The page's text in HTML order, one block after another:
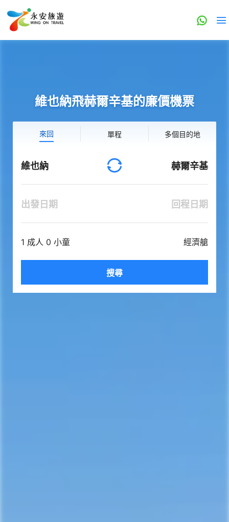
維也納飛赫爾辛基的廉價機票
來回 單程 多個目的地
維也納 赫爾辛基
出發日期 回程日期
1 成人 0 小童 經濟艙
搜尋